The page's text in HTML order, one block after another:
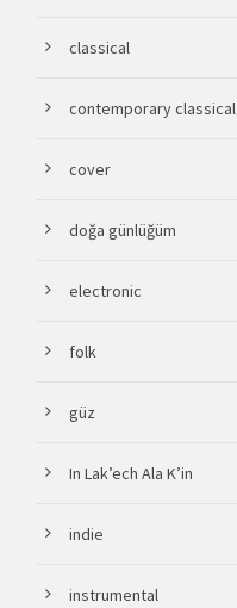
classical
contemporary classical
cover
doğa günlüğüm
electronic
folk
güz
In Lak’ech Ala K’in
indie
instrumental